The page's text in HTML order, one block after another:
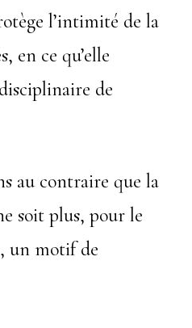
l’intimité de la
en ce qu’elle
de
au contraire que la
soit plus, pour le
un motif de